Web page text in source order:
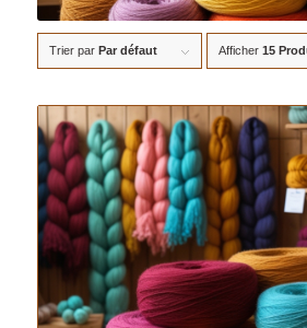
Trier par Par défaut Afficher 15